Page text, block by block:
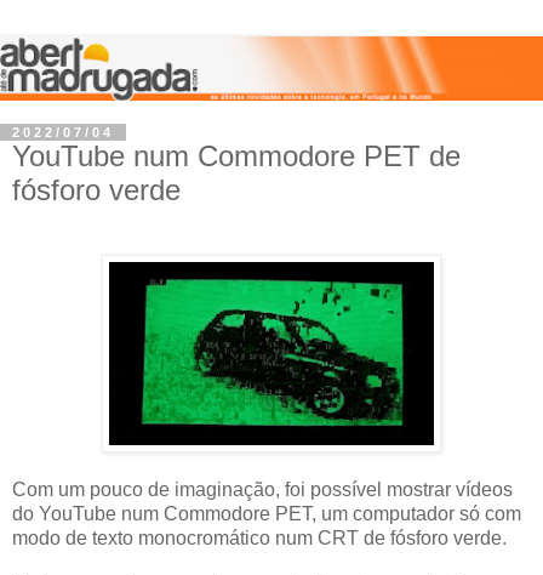
2022/07/04
YouTube num Commodore PET de
fósforo verde
Com um pouco de imaginação, foi possível mostrar vídeos
do YouTube num Commodore PET, um computador só com
modo de texto monocromático num CRT de fósforo verde.